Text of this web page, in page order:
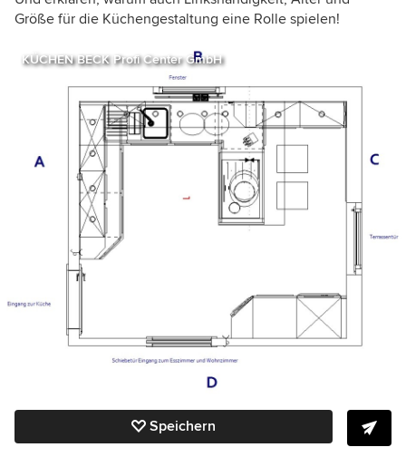
Größe für die Küchengestaltung eine Rolle spielen!
KÜCHEN BECK Profi Center GmbH
Speichern